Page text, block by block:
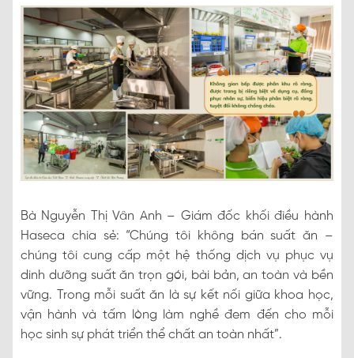
Bà Nguyễn Thị Vân Anh – Giám đốc khối điều hành
Haseca chia sẻ: “Chúng tôi không bán suất ăn –
chúng tôi cung cấp một hệ thống dịch vụ phục vụ
dinh dưỡng suất ăn trọn gói, bài bản, an toàn và bền
vững. Trong mỗi suất ăn là sự kết nối giữa khoa học,
vận hành và tấm lòng làm nghề đem đến cho mỗi
học sinh sự phát triển thể chất an toàn nhất”.